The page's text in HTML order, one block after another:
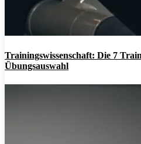
Trainingswissenschaft: Die 7
Übungsauswahl